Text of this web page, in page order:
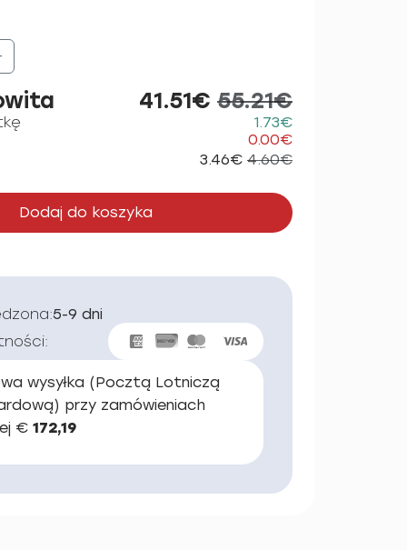
41.51€ 55.21€
1.73€
0.00€
3.46€ 4.60€
Dodaj do koszyka
5-9 dni
wysyłka (Pocztą Lotniczą
przy zamówieniach
€ 172,19